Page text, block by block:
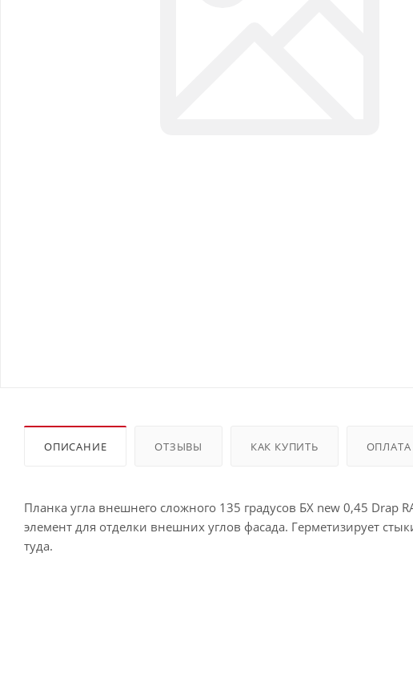
ОПИСАНИЕ ОТЗЫВЫ КАК КУПИТЬ ОПЛАТА
Планка угла внешнего сложного 135 градусов БХ new 0,45
элемент для отделки внешних углов фасада. Герметизирует
туда.